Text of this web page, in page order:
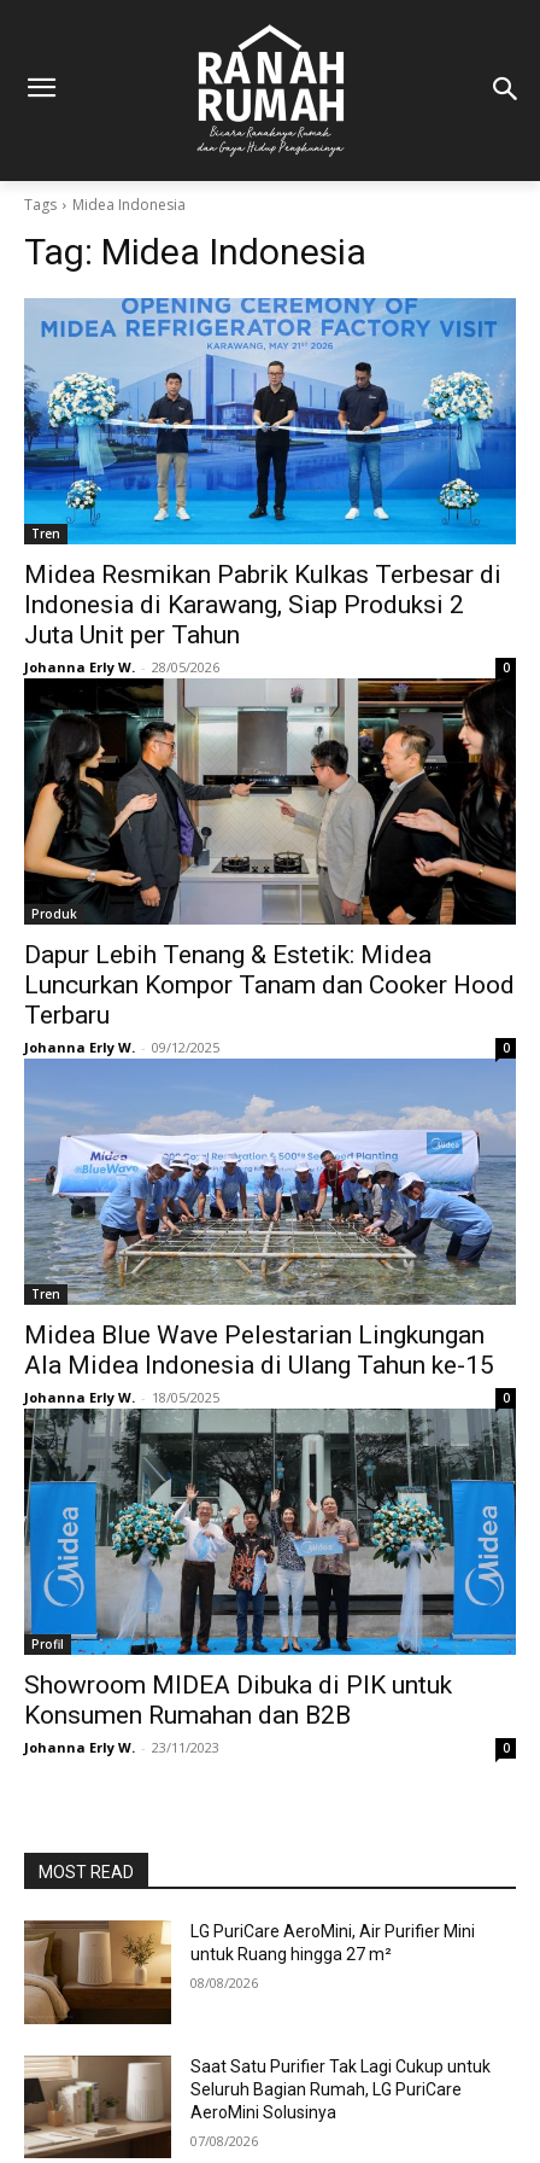
Tags Midea Indonesia
Tag: Midea Indonesia
Tren
Midea Resmikan Pabrik Kulkas Terbesar di
Indonesia di Karawang, Siap Produksi 2
Juta Unit per Tahun
Johanna Erly W. - 28/05/2026 0
Produk
Dapur Lebih Tenang & Estetik: Midea
Luncurkan Kompor Tanam dan Cooker Hood
Terbaru
Johanna Erly W. - 09/12/2025 0
Tren
Midea Blue Wave Pelestarian Lingkungan
Ala Midea Indonesia di Ulang Tahun ke-15
Johanna Erly W. - 18/05/2025 0
Profil
Showroom MIDEA Dibuka di PIK untuk
Konsumen Rumahan dan B2B
Johanna Erly W. - 23/11/2023 0
MOST READ
LG PuriCare AeroMini, Air Purifier Mini
untuk Ruang hingga 27 m²
08/08/2026
Saat Satu Purifier Tak Lagi Cukup untuk
Seluruh Bagian Rumah, LG PuriCare
AeroMini Solusinya
07/08/2026